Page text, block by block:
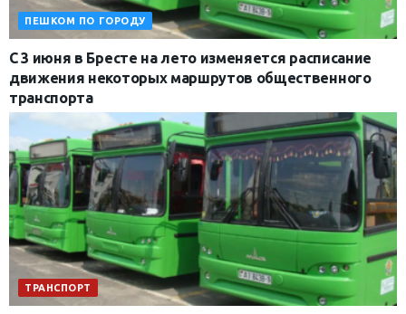
ПЕШКОМ ПО ГОРОДУ
С 3 июня в Бресте на лето изменяется расписание
движения некоторых маршрутов общественного
транспорта
ТРАНСПОРТ